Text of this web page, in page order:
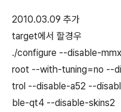
2010.03.09 추가
target에서 할경우
./configure --disable-
root --with-tuning=no --
trol --disable-a52 --
ble-qt4 --disable-skins2